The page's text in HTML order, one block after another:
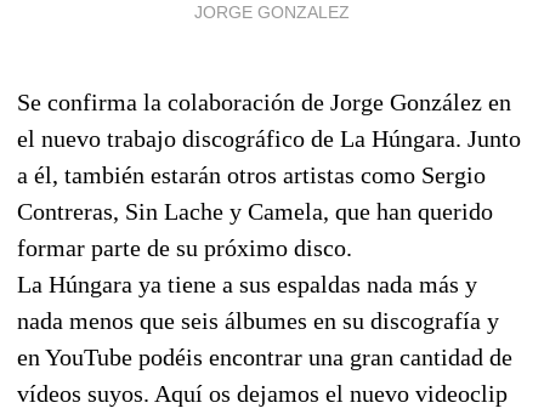
JORGE GONZALEZ
Se confirma la colaboración de Jorge González en
el nuevo trabajo discográfico de La Húngara. Junto
a él, también estarán otros artistas como Sergio
Contreras, Sin Lache y Camela, que han querido
formar parte de su próximo disco.
La Húngara ya tiene a sus espaldas nada más y
nada menos que seis álbumes en su discografía y
en YouTube podéis encontrar una gran cantidad de
vídeos suyos. Aquí os dejamos el nuevo videoclip